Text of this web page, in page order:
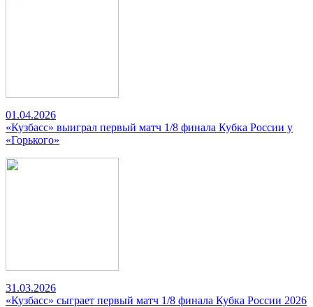
01.04.2026
«Кузбасс» выиграл первый матч 1/8 финала Кубка России у
«Горького»
31.03.2026
«Кузбасс» сыграет первый матч 1/8 финала Кубка России 2026